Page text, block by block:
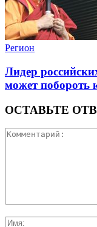
Регион
Лидер
может побороть
ОСТАВЬТЕ